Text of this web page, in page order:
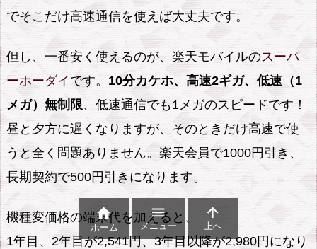
でそこだけ高速通信を使えば大丈夫です。
但し、一番安く使えるのが、楽天モバイルのスーパ
ーホーダイ です。 10分カケホ、高速2ギガ、低速（1
メガ）無制限、低速通信でも1メガのスピードです！
昼と夕方に遅くなりますが、そのときだけ高速で使
うと全く問題ありません。楽天会員で1000円引き、
長期契約で500円引きになります。
機種変価格の端末代を加えると、
1年目、2年目が2,541円、3年目以降が2,980円になり

ホーム

メニュー

上へ